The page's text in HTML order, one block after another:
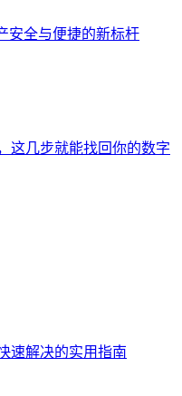
安全与便捷的新标杆
这几步就能找回你的数字
速解决的实用指南